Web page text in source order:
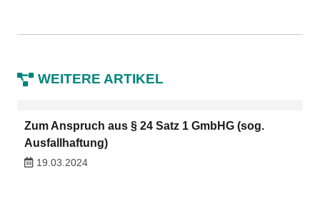
WEITERE ARTIKEL
Zum Anspruch aus § 24 Satz 1 GmbHG (sog.
Ausfallhaftung)
19.03.2024